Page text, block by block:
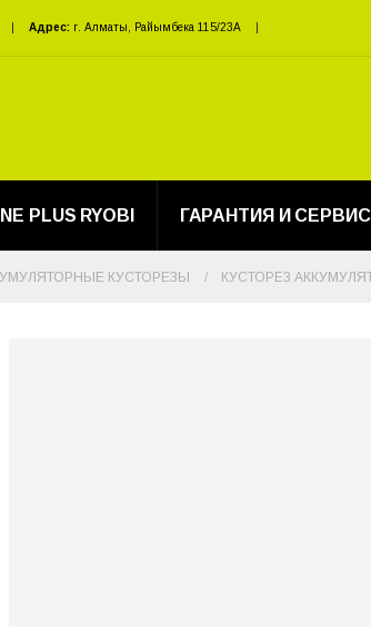
Адрес: г. Алматы, Райымбека 115/23A
PLUS RYOBI ГАРАНТИЯ И СЕРВИС
КУСТОРЕЗЫ КУСТОРЕЗ